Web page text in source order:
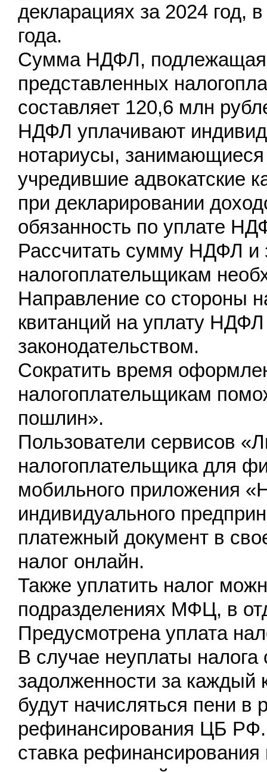
декларациях за 2024 год,
года.
Сумма НДФЛ, подлежащая
представленных
составляет 120,6 млн
НДФЛ уплачивают
нотариусы, занимающиеся
учредившие адвокатские
при декларировании
обязанность по уплате
Рассчитать сумму НДФЛ и
налогоплательщикам
Направление со стороны
квитанций на уплату
законодательством.
Сократить время
налогоплательщикам
пошлин».
Пользователи сервисов
налогоплательщика для
мобильного приложения
индивидуального
платежный документ в
налог онлайн.
Также уплатить налог
подразделениях МФЦ, в
Предусмотрена уплата
В случае неуплаты
задолженности за каждый
будут начисляться пени в
рефинансирования ЦБ
ставка